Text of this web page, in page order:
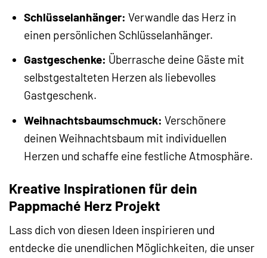
Schlüsselanhänger: Verwandle das Herz in
einen persönlichen Schlüsselanhänger.
Gastgeschenke: Überrasche deine Gäste mit
selbstgestalteten Herzen als liebevolles
Gastgeschenk.
Weihnachtsbaumschmuck: Verschönere
deinen Weihnachtsbaum mit individuellen
Herzen und schaffe eine festliche Atmosphäre.
Kreative Inspirationen für dein
Pappmaché Herz Projekt
Lass dich von diesen Ideen inspirieren und
entdecke die unendlichen Möglichkeiten, die unser